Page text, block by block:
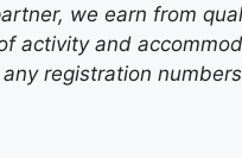
we earn from
activity and
registration